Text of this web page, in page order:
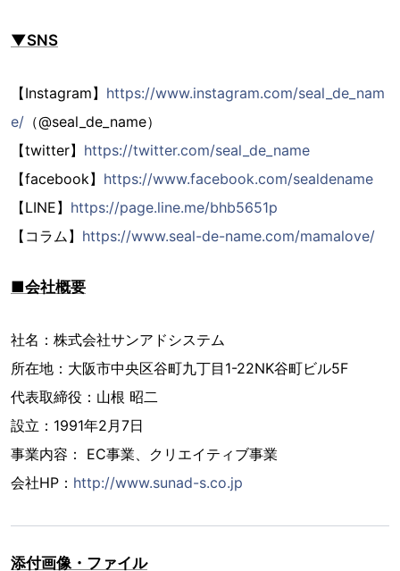
▼SNS
【Instagram】 https://www.instagram.com/seal_de_nam
e/ （@seal_de_name）
【twitter】 https://twitter.com/seal_de_name
【facebook】 https://www.facebook.com/sealdename
【LINE】 https://page.line.me/bhb5651p
【コラム】 https://www.seal-de-name.com/mamalove/
■会社概要
社名：株式会社サンアドシステム
所在地：大阪市中央区谷町九丁目1-22NK谷町ビル5F
代表取締役：山根 昭二
設立：1991年2月7日
事業内容： EC事業、クリエイティブ事業
会社HP： http://www.sunad-s.co.jp
添付画像・ファイル